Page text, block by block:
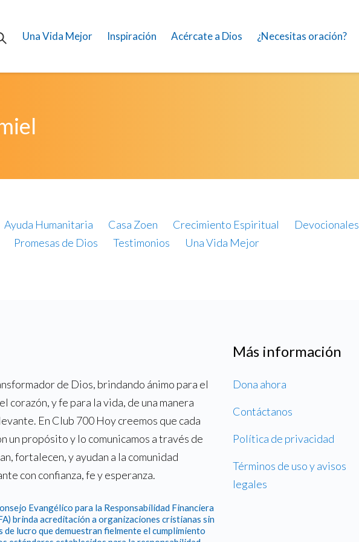
Una Vida Mejor Inspiración Acércate a Dios ¿Necesitas oración?
Ayuda Humanitaria Casa Zoen Crecimiento Espiritual Devocionales
Promesas de Dios Testimonios Una Vida Mejor
de Dios, brindando ánimo para el
corazón, y fe para la vida, de una manera
En Club 700 Hoy creemos que cada
un propósito y lo comunicamos a través de
fortalecen, y ayudan a la comunidad
con confianza, fe y esperanza.
Evangélico para la Responsabilidad Financiera
brinda acreditación a organizaciones cristianas sin
de lucro que demuestran fielmente el cumplimiento
Más información
Dona ahora
Contáctanos
Política de privacidad
Términos de uso y avisos
legales